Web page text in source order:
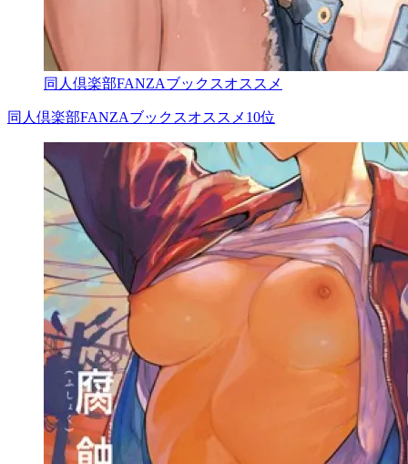
同人倶楽部FANZAブックスオススメ
同人倶楽部FANZAブックスオススメ10位